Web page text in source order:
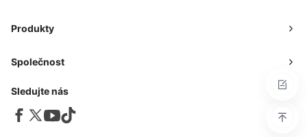
Produkty
Společnost
Sledujte nás